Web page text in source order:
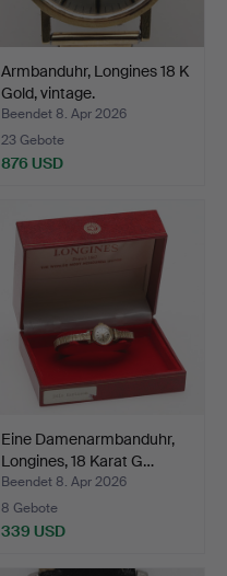
Armbanduhr, Longines 18 K
Gold, vintage.
Beendet 8. Apr 2026
23 Gebote
876 USD
Eine Damenarmbanduhr,
Longines, 18 Karat G…
Beendet 8. Apr 2026
8 Gebote
339 USD